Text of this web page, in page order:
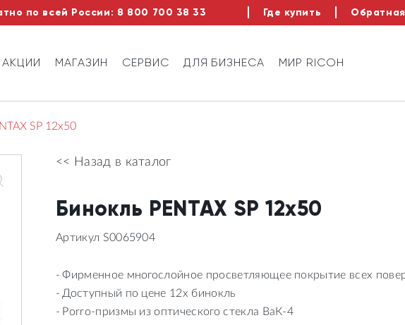
по всей России: 8 800 700 38 33 Где купить Обратная
АКЦИИ МАГАЗИН СЕРВИС ДЛЯ БИЗНЕСА МИР RICOH
SP 12x50
<< Назад в каталог
Бинокль PENTAX SP 12x50
Артикул S0065904
Фирменное многослойное просветляющее покрытие всех
Доступный по цене 12х бинокль
Porro-призмы из оптического стекла ВаК-4